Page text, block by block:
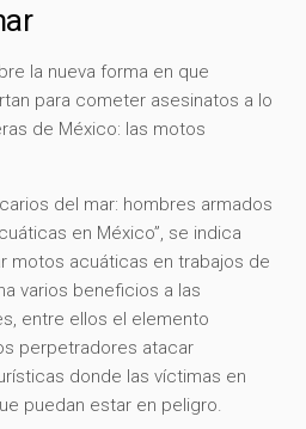
la nueva forma en que
para cometer asesinatos a lo
de México: las motos
del mar: hombres armados
en México”, se indica
motos acuáticas en trabajos de
varios beneficios a las
entre ellos el elemento
perpetradores atacar
donde las víctimas en
puedan estar en peligro.